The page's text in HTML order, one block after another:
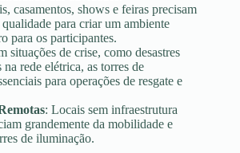
casamentos, shows e feiras precisam
para criar um ambiente
para os participantes.
situações de crise, como desastres
rede elétrica, as torres de
para operações de resgate e
: Locais sem infraestrutura
grandemente da mobilidade e
de iluminação.